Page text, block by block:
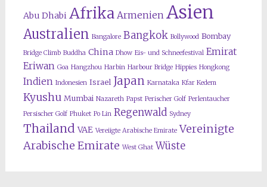
Abu Dhabi Afrika Armenien Asien
Australien Bangalore Bangkok Bollywood Bombay
Bridge Climb Buddha China Dhow Eis- und Schneefestival Emirat
Eriwan Goa Hangzhou Harbin Harbour Bridge Hippies Hongkong
Indien Indonesien Israel Japan Karnataka Kfar Kedem
Kyushu Mumbai Nazareth Papst Perischer Golf Perlentaucher
Persischer Golf Phuket Po Lin Regenwald Sydney
Thailand VAE Vereiigte Arabische Emirate Vereinigte
Arabische Emirate West Ghat Wüste